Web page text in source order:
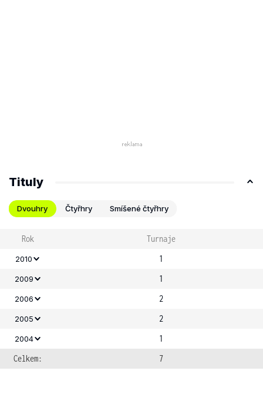
Tituly
Dvouhry Čtyřhry Smíšené čtyřhry
Rok Turnaje
2010 1
2009 1
2006 2
2005 2
2004
1
Celkem:
7